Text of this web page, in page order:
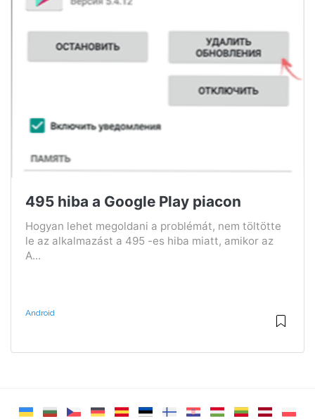
495 hiba a Google Play piacon
Hogyan lehet megoldani a problémát, nem töltötte
le az alkalmazást a 495 -es hiba miatt, amikor az
A...
Android